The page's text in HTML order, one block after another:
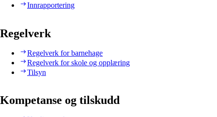
Innrapportering
Regelverk
Regelverk for barnehage
Regelverk for skole og opplæring
Tilsyn
Kompetanse og tilskudd